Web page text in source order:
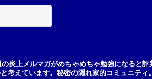
の炎上メルマガがめちゃめちゃ勉強になると
考えています。秘密の隠れ家的コミュニティ